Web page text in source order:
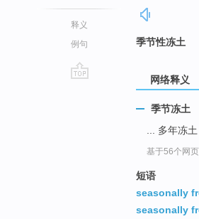
释义
例句
季节性冻土
网络释义
季节冻土
... 多年冻
基于56个网页
短语
seasonally
seasonally